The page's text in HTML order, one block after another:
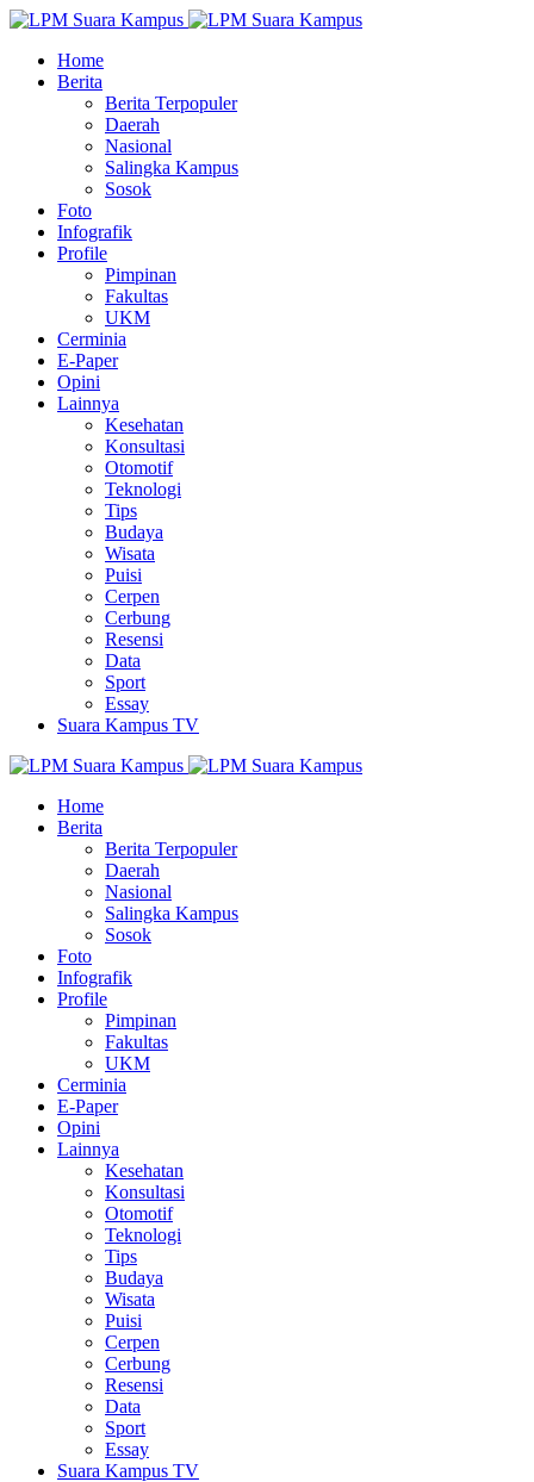
Home
Berita
Berita Terpopuler
Daerah
Nasional
Salingka Kampus
Sosok
Foto
Infografik
Profile
Pimpinan
Fakultas
UKM
Cerminia
E-Paper
Opini
Lainnya
Kesehatan
Konsultasi
Otomotif
Teknologi
Tips
Budaya
Wisata
Puisi
Cerpen
Cerbung
Resensi
Data
Sport
Essay
Suara Kampus TV
Home
Berita
Berita Terpopuler
Daerah
Nasional
Salingka Kampus
Sosok
Foto
Infografik
Profile
Pimpinan
Fakultas
UKM
Cerminia
E-Paper
Opini
Lainnya
Kesehatan
Konsultasi
Otomotif
Teknologi
Tips
Budaya
Wisata
Puisi
Cerpen
Cerbung
Resensi
Data
Sport
Essay
Suara Kampus TV